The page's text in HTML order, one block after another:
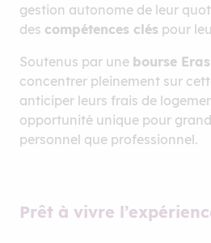
gestion autonome de leur
des compétences clés pour
Soutenus par une bourse
concentrer pleinement sur
anticiper leurs frais de
opportunité unique pour
personnel que professionnel.
Prêt à vivre